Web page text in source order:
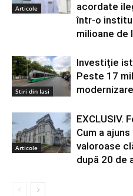
Articole
acordate
într-o
milioane de
Stiri din Iasi
Investiție
Peste 17
Articole
EXCLUSIV.
Cum a
valoroase
după 20 de